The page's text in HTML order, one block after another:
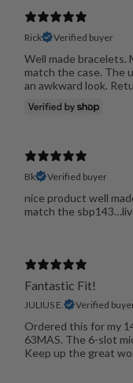
Rick Verified buyer
Well made bracelets.
match the case. The
an awkward look.
Bk Verified buyer
nice product well
match the
Fantastic Fit!
JULIUS E. Verified
Ordered this for my
63MAS. The 6-slot
Keep up the great